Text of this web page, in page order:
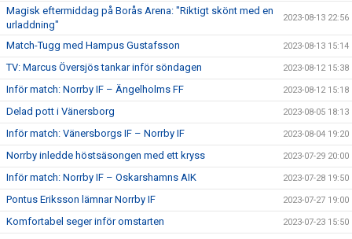
Magisk eftermiddag på Borås Arena: "Riktigt skönt med en
urladdning"
2023-08-13 22:56
Match-Tugg med Hampus Gustafsson 2023-08-13 15:14
TV: Marcus Översjös tankar inför söndagen 2023-08-12 15:38
Inför match: Norrby IF – Ängelholms FF 2023-08-12 15:18
Delad pott i Vänersborg 2023-08-05 18:13
Inför match: Vänersborgs IF – Norrby IF 2023-08-04 19:20
Norrby inledde höstsäsongen med ett kryss 2023-07-29 20:00
Inför match: Norrby IF – Oskarshamns AIK 2023-07-28 19:50
Pontus Eriksson lämnar Norrby IF 2023-07-27 19:00
Komfortabel seger inför omstarten 2023-07-23 15:50